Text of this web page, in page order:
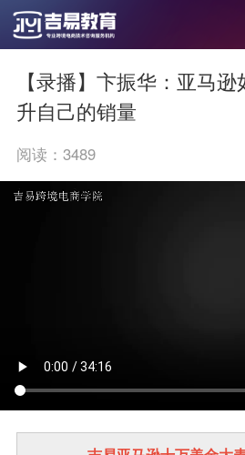
【录播】卞振华：亚马
升自己的销量
阅读： 3489